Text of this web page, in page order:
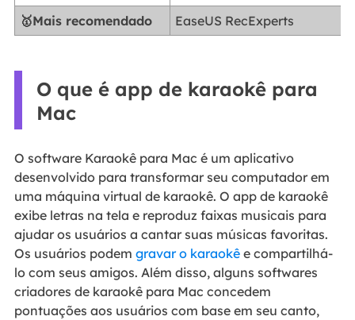
🥇Mais recomendado
EaseUS RecExperts
O que é app de karaokê para
Mac
O software Karaokê para Mac é um aplicativo
desenvolvido para transformar seu computador em
uma máquina virtual de karaokê. O app de karaokê
exibe letras na tela e reproduz faixas musicais para
ajudar os usuários a cantar suas músicas favoritas.
Os usuários podem gravar o karaokêe compartilhá-
lo com seus amigos. Além disso, alguns softwares
criadores de karaokê para Mac concedem
pontuações aos usuários com base em seu canto,